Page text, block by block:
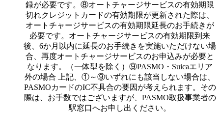
録が必要です。⑧オートチャージサービスの有効期限
切れクレジットカードの有効期限が更新された際は、
オートチャージサービスの有効期限延長のお手続きが
必要です。オートチャージサービスの有効期限到来
後、6か月以内に延長のお手続きを実施いただけない場
合、再度オートチャージサービスのお申込みが必要と
なります。（一体型を除く）⑨PASMO・Suicaエリア
外の場合 上記、①～⑨いずれにも該当しない場合は、
PASMOカードのIC不具合の要因が考えられます。その
際は、お手数ではございますが、PASMO取扱事業者の
駅窓口へお申し出ください。